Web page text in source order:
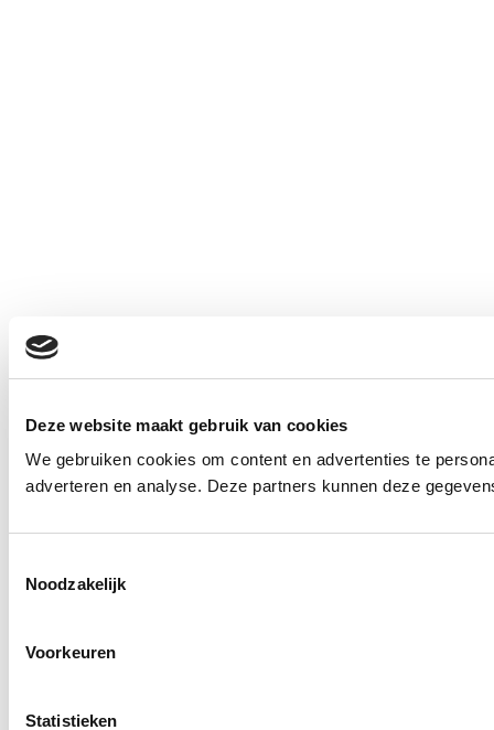
Deze website maakt gebruik van cookies
We gebruiken cookies om content en advertenties te
adverteren en analyse. Deze partners kunnen deze
Noodzakelijk
Voorkeuren
Statistieken